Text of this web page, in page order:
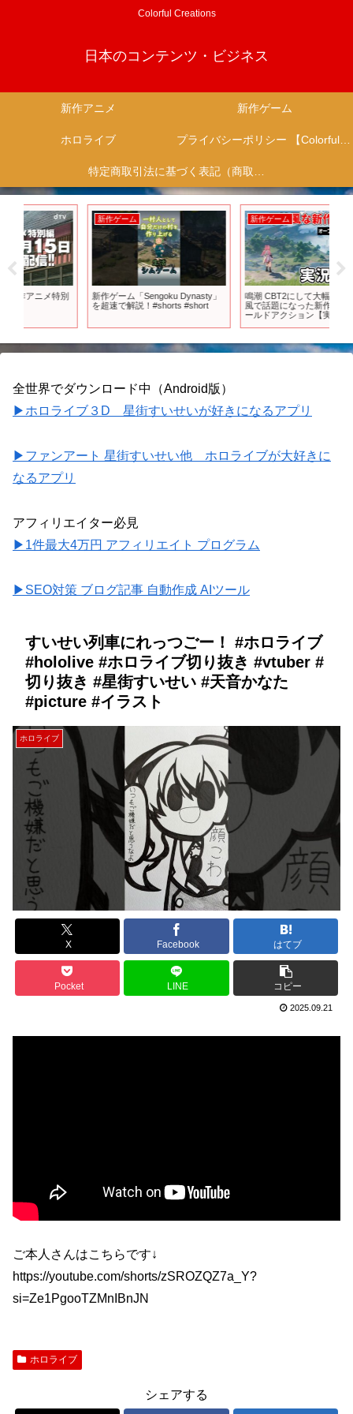
Colorful Creations
日本のコンテンツ・ビジネス
新作アニメ 新作ゲーム
ホロライブ プライバシーポリシー 【Colorful Creation】
特定商取引法に基づく表記（商取引に関する開示）
新作ゲーム
新作ゲーム「Sengoku Dynasty」
を超速で解説！#shorts #short
新作ゲーム
鳴潮 CBT2にして大幅変化！原神
風で話題になった新作オープンワ
ールドアクション【実況プレイ】
全世界でダウンロード中（Android版）
▶ホロライブ３D 星街すいせいが好きになるアプリ
▶ファンアート 星街すいせい他 ホロライブが大好きに
なるアプリ
アフィリエイター必見
▶1件最大4万円 アフィリエイト プログラム
▶SEO対策 ブログ記事 自動作成 AIツール
すいせい列車にれっつごー！ #ホロライブ
#hololive #ホロライブ切り抜き #vtuber #
切り抜き #星街すいせい #天音かなた
#picture #イラスト
ホロライブ
X Facebook はてブ
Pocket LINE コピー
2025.09.21
ご本人さんはこちらです↓
https://youtube.com/shorts/zSROZQZ7a_Y?
si=Ze1PgooTZMnIBnJN
ホロライブ
シェアする